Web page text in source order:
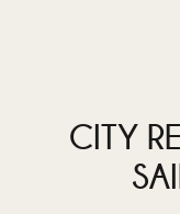
CITY